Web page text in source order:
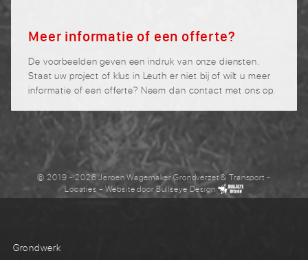
Meer informatie of een offerte?
De voorbeelden geven een indruk van onze diensten.
Staat uw project of klus in Leuth er niet bij of wilt u meer
informatie of een offerte? Neem dan contact met ons op.
© 2019 - 2026 Jeroen Wagemaker Grondverzet & Transport -
Locaties - Website doorBullseye Design
Grondwerk